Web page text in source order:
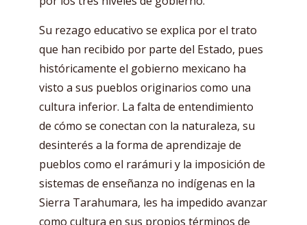
Su rezago educativo se explica por el trato
que han recibido por parte del Estado, pues
históricamente el gobierno mexicano ha
visto a sus pueblos originarios como una
cultura inferior. La falta de entendimiento
de cómo se conectan con la naturaleza, su
desinterés a la forma de aprendizaje de
pueblos como el rarámuri y la imposición de
sistemas de enseñanza no indígenas en la
Sierra Tarahumara, les ha impedido avanzar
como cultura en sus propios términos de